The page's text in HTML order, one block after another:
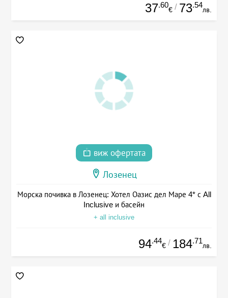
37.60
€ / 73.54
лв.
виж офертата
Лозенец
Морска почивка в Лозенец: Хотел Оазис дел Маре 4* с All
Inclusive и басейн
+ all inclusive
94.44
€ / 184.71
лв.